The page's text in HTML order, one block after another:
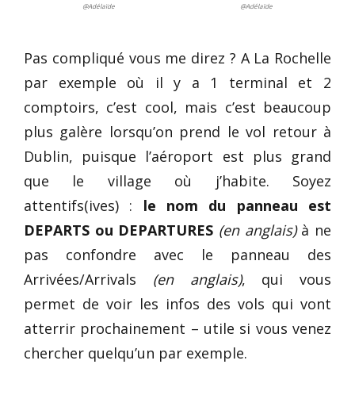
@Adélaïde @Adélaïde
Pas compliqué vous me direz ? A La Rochelle
par exemple où il y a 1 terminal et 2
comptoirs, c’est cool, mais c’est beaucoup
plus galère lorsqu’on prend le vol retour à
Dublin, puisque l’aéroport est plus grand
que le village où j’habite. Soyez
attentifs(ives) : le nom du panneau est
DEPARTS ou DEPARTURES (en anglais)à ne
pas confondre avec le panneau des
Arrivées/Arrivals (en anglais), qui vous
permet de voir les infos des vols qui vont
atterrir prochainement – utile si vous venez
chercher quelqu’un par exemple.